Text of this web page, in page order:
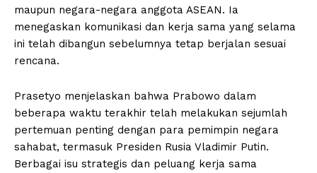
maupun negara-negara anggota ASEAN. Ia
menegaskan komunikasi dan kerja sama yang selama
ini telah dibangun sebelumnya tetap berjalan sesuai
rencana.
Prasetyo menjelaskan bahwa Prabowo dalam
beberapa waktu terakhir telah melakukan sejumlah
pertemuan penting dengan para pemimpin negara
sahabat, termasuk Presiden Rusia Vladimir Putin.
Berbagai isu strategis dan peluang kerja sama